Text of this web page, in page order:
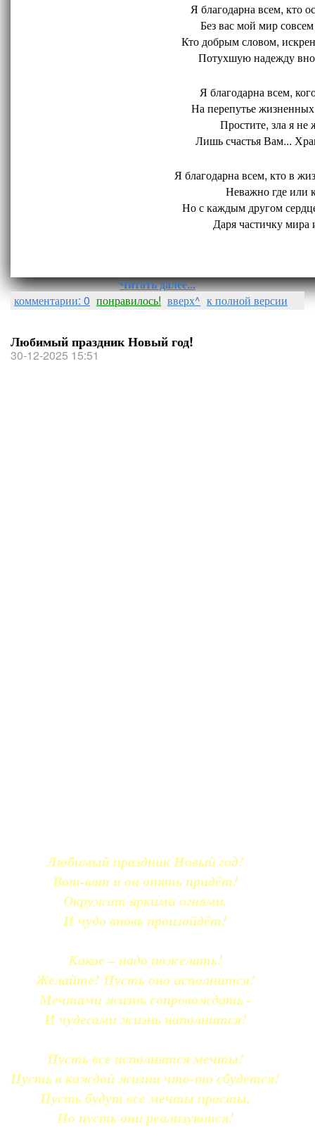
Я благодарна всем, кто
Без вас мой мир
Кто добрым словом,
Потухшую надежду
Я благодарна всем,
На перепутье
Простите, зла я не
Лишь счастья Вам...
Я благодарна всем, кто в
Неважно где или
Но с каждым другом
Даря частичку мира
Читать далее...
комментарии: 0 понравилось! вверх^ к полной версии
Любимый праздник Новый год!
30-12-2025 15:51
Любимый праздник Новый год!
Вот-вот и он опять придёт!
Окружит яркими огнями,
И чудо вновь произойдёт!
Какое – надо пожелать!
Желайте! Пусть оно исполнится!
Мечтами жизнь сопровождать -
И чудесами жизнь наполнится!
Пусть все исполнятся мечты!
Пусть в каждой жизни что-то сбудется!
Пусть будут все мечты просты,
Но пусть они реализуются!